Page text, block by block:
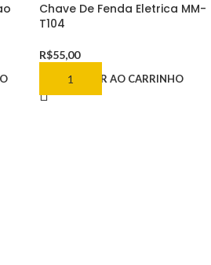
Chave De Fenda Eletrica MM-
T104
R$55,00
ADICIONAR AO CARRINHO